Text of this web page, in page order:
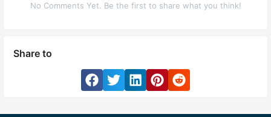
No Comments Yet. Be the first to share what you think!
Share to